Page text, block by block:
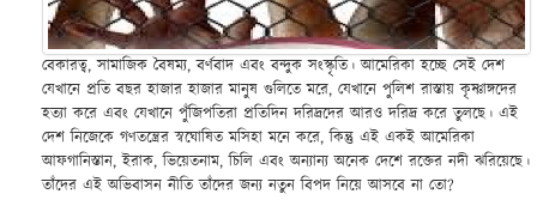
বেকারত্ব, সামাজিক বৈষম্য, বর্ণবাদ এবং বন্দুক সংস্কৃতি। আমেরিকা হচ্ছে সেই দেশ
যেখানে প্রতি বছর হাজার হাজার মানুষ গুলিতে মরে, যেখানে পুলিশ রাস্তায় কৃষ্ণাঙ্গদের
হত্যা করে এবং যেখানে পুঁজিপতিরা প্রতিদিন দরিদ্রদের আরও দরিদ্র করে তুলছে। এই
দেশ নিজেকে গণতন্ত্রের স্বঘোষিত মসিহা মনে করে, কিন্তু এই একই আমেরিকা
আফগানিস্তান, ইরাক, ভিয়েতনাম, চিলি এবং অন্যান্য অনেক দেশে রক্তের নদী ঝরিয়েছে।
তাঁদের এই অভিবাসন নীতি তাঁদের জন্য নতুন বিপদ নিয়ে আসবে না তো?